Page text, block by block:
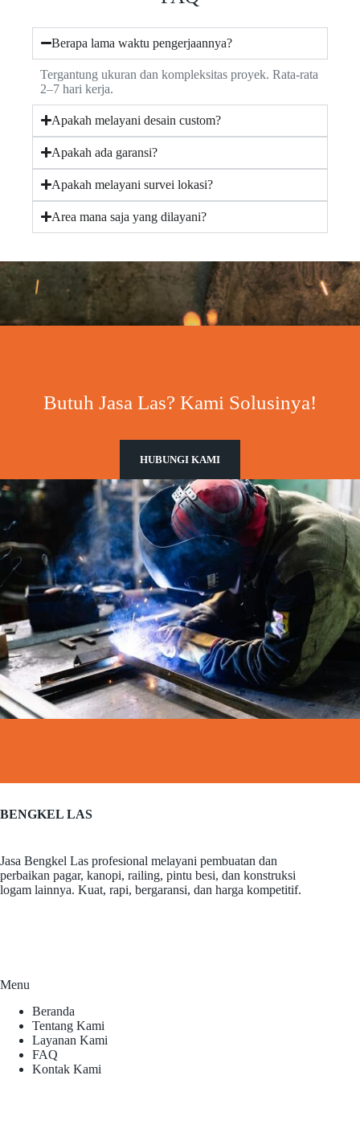
Berapa lama waktu pengerjaannya?
Tergantung ukuran dan kompleksitas proyek. Rata-rata
2–7 hari kerja.
Apakah melayani desain custom?
Apakah ada garansi?
Apakah melayani survei lokasi?
Area mana saja yang dilayani?
Butuh Jasa Las? Kami Solusinya!
HUBUNGI KAMI
BENGKEL LAS
Jasa Bengkel Las profesional melayani pembuatan dan
perbaikan pagar, kanopi, railing, pintu besi, dan konstruksi
logam lainnya. Kuat, rapi, bergaransi, dan harga kompetitif.
Menu
Beranda
Tentang Kami
Layanan Kami
FAQ
Kontak Kami